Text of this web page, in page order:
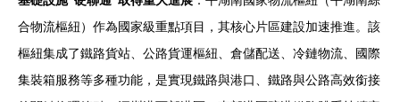
合物流樞紐）作為國家級重點項目，其核心片區建設加速推進。該
樞紐集成了鐵路貨站、公路貨運樞紐、倉儲配送、冷鏈物流、國際
集裝箱服務等多種功能，是實現鐵路與港口、鐵路與公路高效銜接